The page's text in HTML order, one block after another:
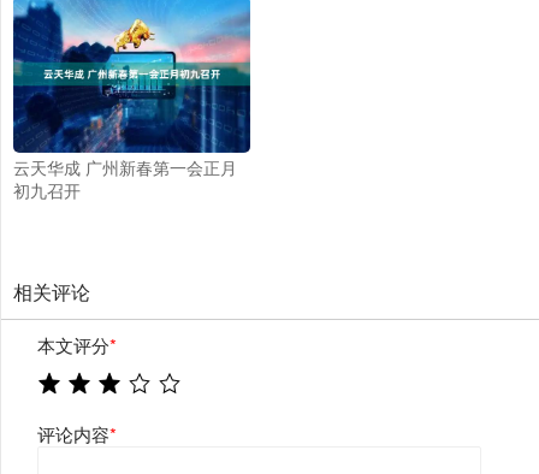
云天华成 广州新春第一会正月
初九召开
相关评论
本文评分*
评论内容*